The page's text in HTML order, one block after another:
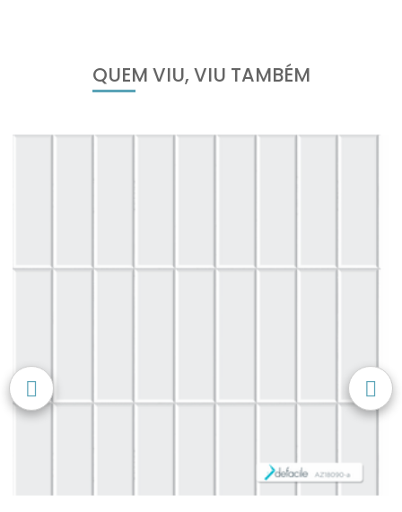
QUEM VIU, VIU TAMBÉM